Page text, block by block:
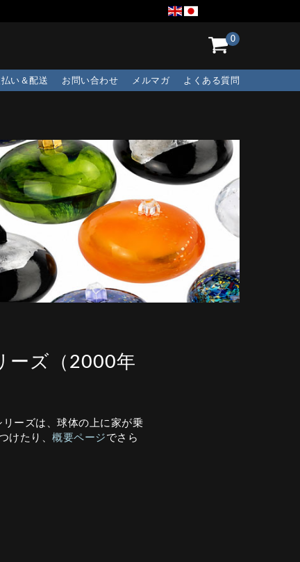
0
よくある質問
メルマガ
お問い合わせ
い＆配送
ーズ（2000年
ーズは、球体の上に家が乗
けたり、 概要ページ でさら